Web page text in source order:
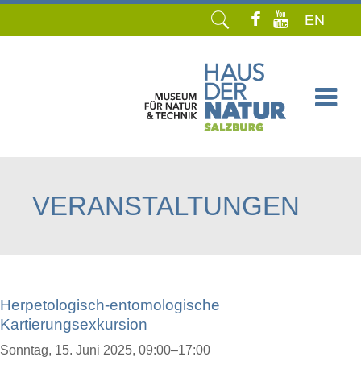
EN
VERANSTALTUNGEN
Herpetologisch-entomologische
Kartierungsexkursion
Sonntag, 15. Juni 2025, 09:00–17:00